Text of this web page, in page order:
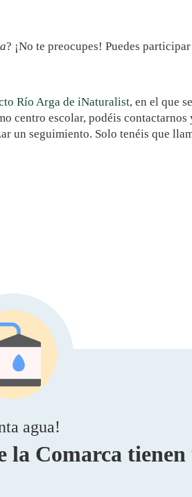
? ¡No te preocupes! Puedes
Río Arga de iNaturalist, en el que
centro escolar, podéis
un seguimiento. Solo tenéis que
agua!
Comarca